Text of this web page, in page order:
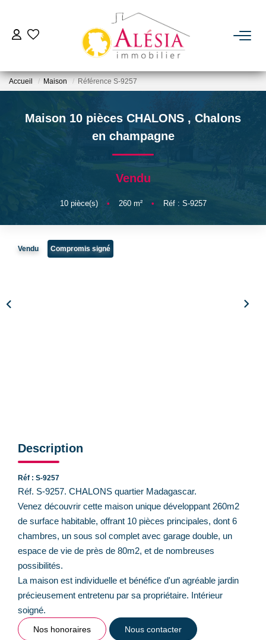
ACHETER
BIENS VENDUS / LOUÉS
NOTRE AGENCE
Accueil Maison Référence S-9257
Maison 10 pièces CHALONS , Chalons
en champagne
Vendu
10pièce(s) • 260m² • Réf : S-9257
Vendu Compromis signé
Description
Réf : S-9257
Réf. S-9257. CHALONS quartier Madagascar.
Venez découvrir cette maison unique développant 260m2
de surface habitable, offrant 10 pièces principales, dont 6
chambres, un sous sol complet avec garage double, un
espace de vie de près de 80m2, et de nombreuses
possibilités.
La maison est individuelle et bénéfice d'un agréable jardin
précieusement entretenu par sa propriétaire. Intérieur
soigné.
Nos honoraires Nous contacter